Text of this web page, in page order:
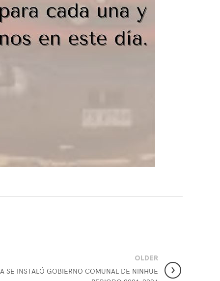
OLDER
SE INSTALÓ GOBIERNO COMUNAL DE NINHUE